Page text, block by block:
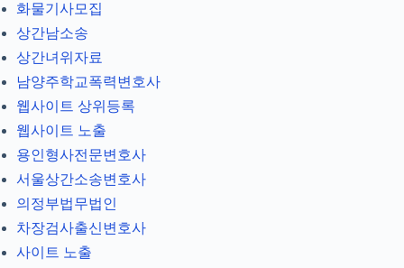
화물기사모집
상간남소송
상간녀위자료
남양주학교폭력변호사
웹사이트 상위등록
웹사이트 노출
용인형사전문변호사
서울상간소송변호사
의정부법무법인
차장검사출신변호사
사이트 노출